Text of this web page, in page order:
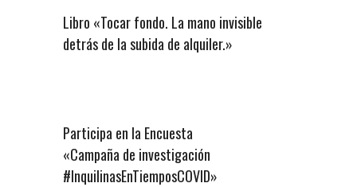
Libro «Tocar fondo. La mano invisible
detrás de la subida de alquiler.»
Participa en la Encuesta
«Campaña de investigación
#InquilinasEnTiemposCOVID»